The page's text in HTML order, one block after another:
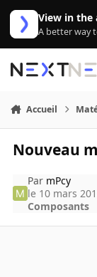
Aller au contenu
View in the
A better way
Accueil
Nouveau
Par mPcy
le 10 mars
Composants